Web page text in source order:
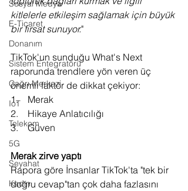
Sosyal Medya
E-Ticaret
Donanım
Sistem Entegratörü
Çağrı Merkezi
IoT
Telekom
5G
Seyahat
Kadın
kitlelerle etkileşim sağlamak için büyük
bir fırsat sunuyor."
TikTok'un sunduğu What's Next
raporunda trendlere yön veren üç
önemli faktör de dikkat çekiyor:
1.    Merak
2.    Hikaye Anlatıcılığı
3.    Güven
Merak zirve yaptı
Rapora göre İnsanlar TikTok'ta "tek bir
doğru cevap"tan çok daha fazlasını